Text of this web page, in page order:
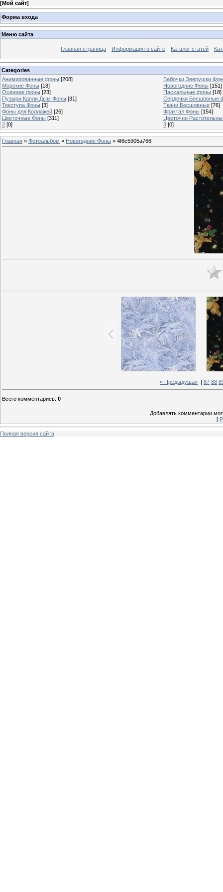
[Мой сайт]
Форма входа
Меню сайта
Главная страница Информация о сайте Каталог статей
Categories
Анимированные фоны [208]
Бабочки Зверушки
Морские Фоны [18] Новогодние Фоны [151]
Осенние фоны [23] Пасхальные фоны [18]
Пузыри Капли Дым Фоны [31]
Сердечки Бесшовные
Текстура Фоны [3] Ткани Бесшовные [76]
Фоны для Коллажей [26] Фрактал Фоны [154]
Цветочные Фоны [311]
Цветочно
2 [0] 3 [0]
Главная » Фотоальбом » Новогодние Фоны » 4f6c5905a766
« Предыдущая 87 88
Всего комментариев: 0
Добавлять комментарии
[
Полная версия сайта